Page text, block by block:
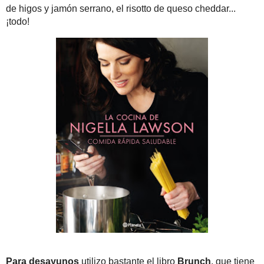
Uno de los libros
... ♥ Nina Designs + Parties
Blogdecine
Call me cupcake!
Crucigramas y Café
Cupcakes and cashmere
DE LUNARES Y
Devil wears Zara
El Rincón de Bea
Food and Cook by
trotamundos
inside am-lul's closet
JE SUIS COQUETTE
La Receta de la Felicidad